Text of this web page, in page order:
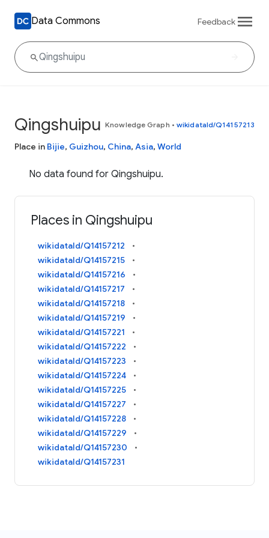
Data Commons Feedback
Qingshuipu Knowledge Graph • wikidataId/Q14157213
Place in Bijie, Guizhou, China, Asia, World
No data found for Qingshuipu.
Places in Qingshuipu
wikidataId/Q14157212
wikidataId/Q14157215
wikidataId/Q14157216
wikidataId/Q14157217
wikidataId/Q14157218
wikidataId/Q14157219
wikidataId/Q14157221
wikidataId/Q14157222
wikidataId/Q14157223
wikidataId/Q14157224
wikidataId/Q14157225
wikidataId/Q14157227
wikidataId/Q14157228
wikidataId/Q14157229
wikidataId/Q14157230
wikidataId/Q14157231